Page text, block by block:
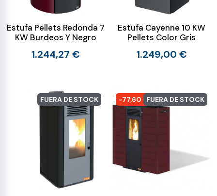
Estufa Pellets Redonda 7
KW Burdeos Y Negro
1.244,27 €
Estufa Cayenne 10 KW
Pellets Color Gris
1.249,00 €
FUERA DE STOCK -77,60 €FUERA DE STOCK